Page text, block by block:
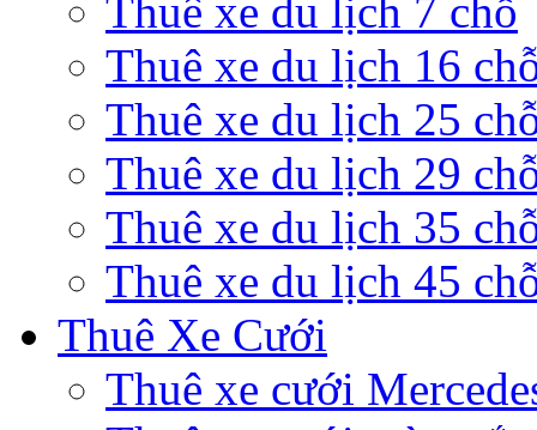
Thuê xe du lịch 7 chỗ
Thuê xe du lịch 16
Thuê xe du lịch 25
Thuê xe du lịch 29
Thuê xe du lịch 35
Thuê xe du lịch 45
Thuê Xe Cưới
Thuê xe cưới